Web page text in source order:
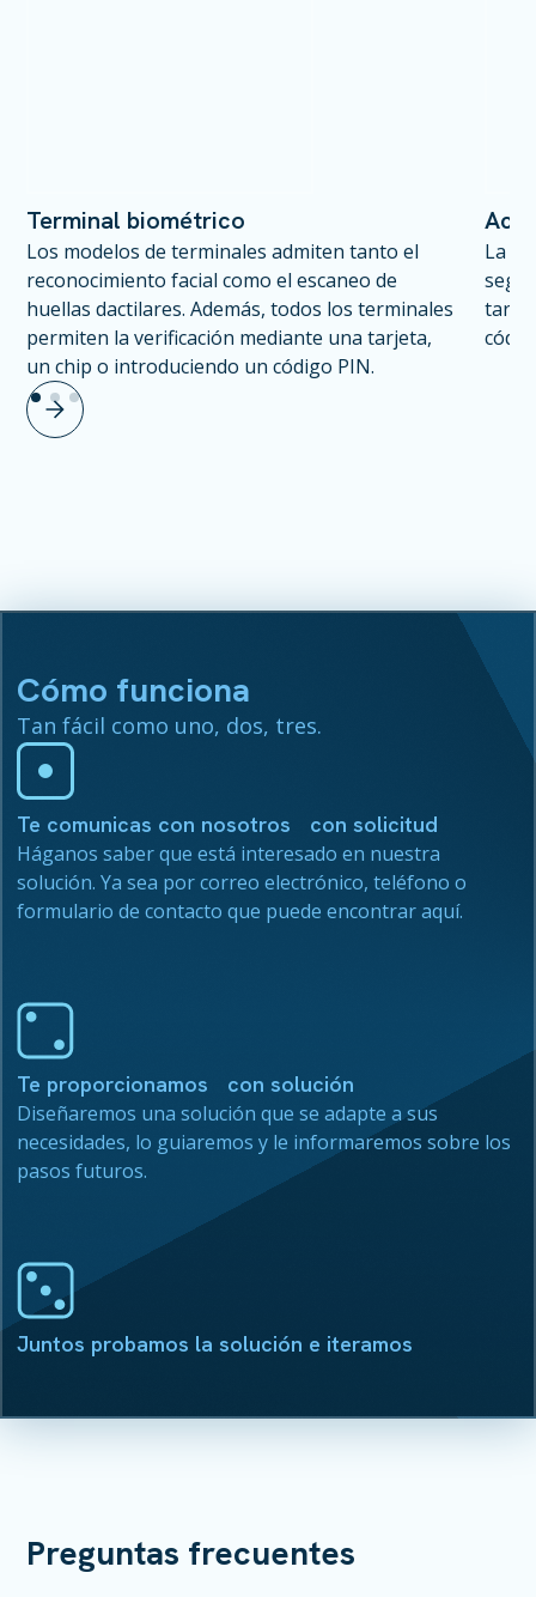
Terminal biométrico
Los modelos de terminales admiten tanto el
reconocimiento facial como el escaneo de
huellas dactilares. Además, todos los terminales
permiten la verificación mediante una tarjeta,
un chip o introduciendo un código PIN.
La
Cómo funciona
Tan fácil como uno, dos, tres.
Te comunicas con nosotros con solicitud
Háganos saber que está interesado en nuestra
solución. Ya sea por correo electrónico, teléfono o
formulario de contacto que puede encontrar aquí.
Te proporcionamos con solución
Diseñaremos una solución que se adapte a sus
necesidades, lo guiaremos y le informaremos sobre los
pasos futuros.
Juntos probamos la solución e iteramos
Preguntas frecuentes